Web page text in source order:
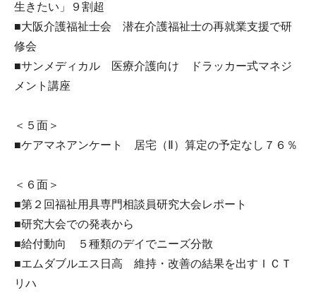
生きたい」９割超
■大阪介護福祉士会 潜在介護福祉士の再就業支援で研
修会
■サンメディカル 医療介護向け ドラッカー式マネジ
メント講座
＜５面＞
■ケアマネアンケート 居宅（Ⅱ）算定の予定なし７６％
＜６面＞
■第２回福祉用具専門相談員研究大会レポート
■研究大会での発表から
■給付動向 ５種類のデイでニーズ分散
■エムダブルエス日高 維持・改善の結果を出すＩＣＴ
リハ